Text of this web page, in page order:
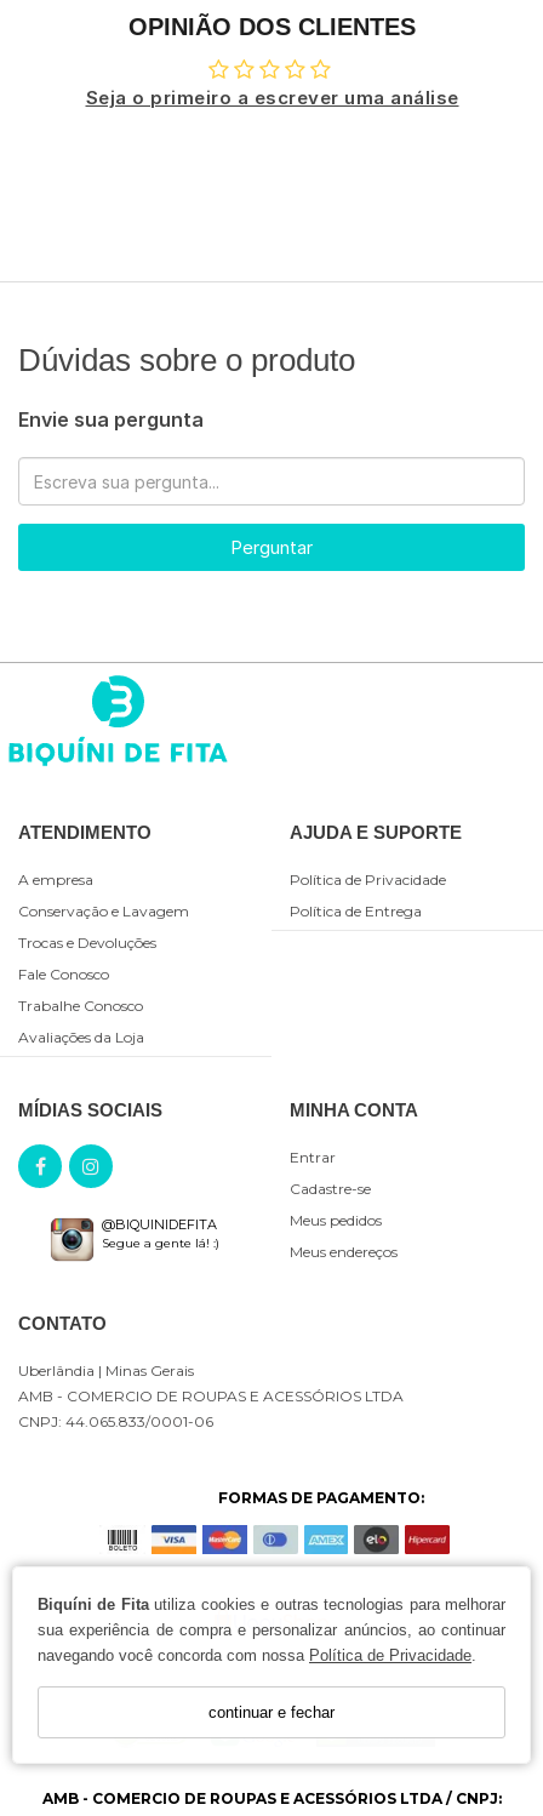
Biquíni de Fitautiliza cookies e outras tecnologias para melhorar
sua experiência de compra e personalizar anúncios, ao continuar
navegando você concorda com nossa Política de Privacidade.
continuar e fechar
OPINIÃO DOS CLIENTES
Seja o primeiro a escrever uma análise
Dúvidas sobre o produto
Envie sua pergunta
Perguntar
ATENDIMENTO
A empresa
Conservação e Lavagem
Trocas e Devoluções
Fale Conosco
Trabalhe Conosco
Avaliações da Loja
AJUDA E SUPORTE
Política de Privacidade
Política de Entrega
MÍDIAS SOCIAIS
@BIQUINIDEFITA
Segue a gente lá! :)
MINHA CONTA
Entrar
Cadastre-se
Meus pedidos
Meus endereços
CONTATO
Uberlândia | Minas Gerais
AMB - COMERCIO DE ROUPAS E ACESSÓRIOS LTDA
CNPJ: 44.065.833/0001-06
FORMAS DE PAGAMENTO:
AMB - COMERCIO DE ROUPAS E ACESSÓRIOS LTDA / CNPJ: